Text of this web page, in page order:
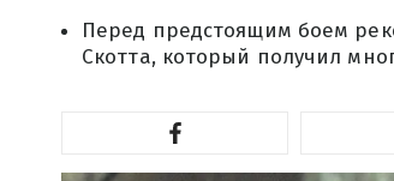
Перед предстоящим боем
Скотта, который получил